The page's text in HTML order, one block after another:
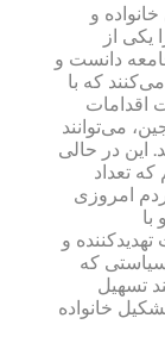
و
یکی از
دانست و
که با
اقدامات
می‌توانند
این در حالی
تعداد
امروزی
و
سیاستی که
تسهیل
خانواده